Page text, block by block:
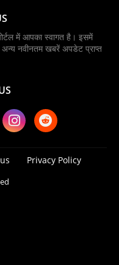
में आपका स्वागत है। इसमें
अन्य नवीनतम खबरें अपडेट प्राप्त
Privacy Policy